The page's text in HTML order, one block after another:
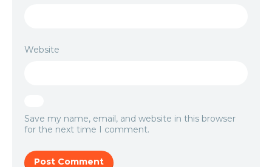
Website
Save my name, email, and website in this browser
for the next time I comment.